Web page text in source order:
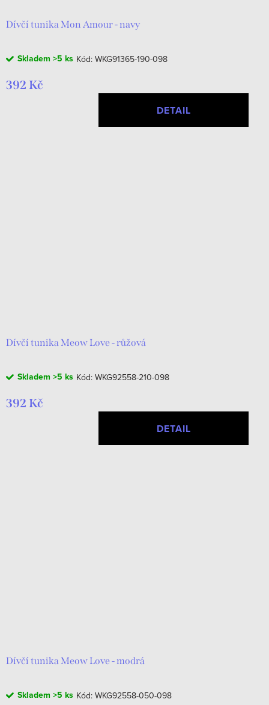
Dívčí tunika Mon Amour - navy
Skladem >5 ks Kód: WKG91365-190-098
392 Kč
DETAIL
Dívčí tunika Meow Love - růžová
Skladem >5 ks Kód: WKG92558-210-098
392 Kč
DETAIL
Dívčí tunika Meow Love - modrá
Skladem >5 ks Kód: WKG92558-050-098